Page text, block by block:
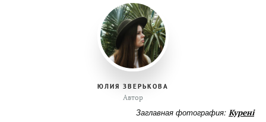
ЮЛИЯ ЗВЕРЬКОВА
Автор
Заглавная фотография: Курені